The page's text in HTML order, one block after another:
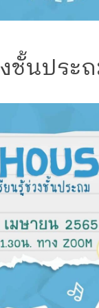
ชั้นประ